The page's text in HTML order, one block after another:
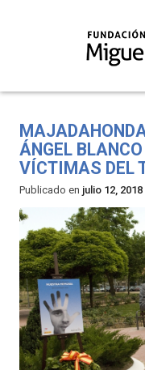
ÁNGEL
VÍCTIMAS DEL
Publicado en julio 12, 2018